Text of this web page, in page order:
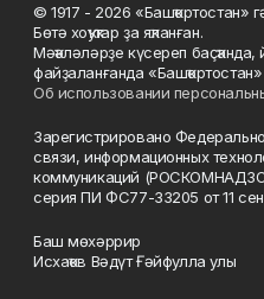
© 1917 - 2026 «Башҡортостан»
Бөтә хоҡуҡтар ҙа яҡланған.
Мәҡәләләрҙе күсереп
файҙаланғанда
Об использовании
Зарегистрировано
связи, информационных
коммуникаций
серия ПИ ФС77-33205 от 11
Баш мөхәррир
Исхаҡов Вәдүт Ғәйфулла улы